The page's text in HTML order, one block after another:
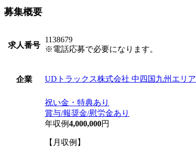
募集概要
求人番号
1138679
※電話応募で必要になります。
企業 UDトラックス株式会社 中四国九州エリア
祝い金・特典あり
賞与/報奨金/慰労金あり
年収例4,000,000円
【月収例】